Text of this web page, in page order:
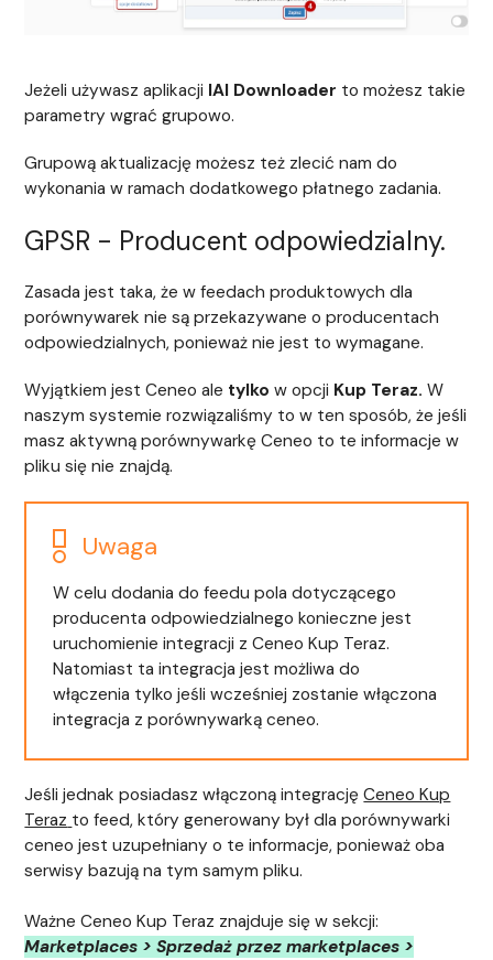
Jeżeli używasz aplikacji IAI Downloader to możesz takie
parametry wgrać grupowo.
Grupową aktualizację możesz też zlecić nam do
wykonania w ramach dodatkowego płatnego zadania.
GPSR - Producent odpowiedzialny.
Zasada jest taka, że w feedach produktowych dla
porównywarek nie są przekazywane o producentach
odpowiedzialnych, ponieważ nie jest to wymagane.
Wyjątkiem jest Ceneo ale tylkow opcji Kup Teraz. W
naszym systemie rozwiązaliśmy to w ten sposób, że jeśli
masz aktywną porównywarkę Ceneo to te informacje w
pliku się nie znajdą.
Uwaga
W celu dodania do feedu pola dotyczącego
producenta odpowiedzialnego konieczne jest
uruchomienie integracji z Ceneo Kup Teraz.
Natomiast ta integracja jest możliwa do
włączenia tylko jeśli wcześniej zostanie włączona
integracja z porównywarką ceneo.
Jeśli jednak posiadasz włączoną integracjęCeneo Kup
Teraz to feed, który generowany był dla porównywarki
ceneo jest uzupełniany o te informacje, ponieważ oba
serwisy bazują na tym samym pliku.
Ważne Ceneo Kup Teraz znajduje się w sekcji:
Marketplaces > Sprzedaż przez marketplaces >